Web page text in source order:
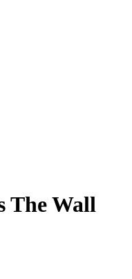
The Wall